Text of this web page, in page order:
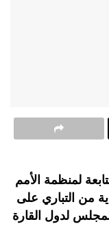
لمنظمة الأمم
من التباري على
لدول القارة